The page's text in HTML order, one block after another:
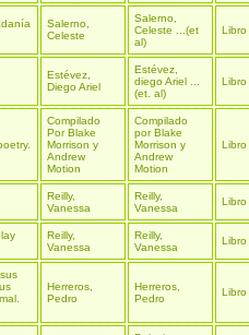
Salerno,
Celeste
Salerno,
Celeste ...(et
al)
Libro
Estévez,
Diego Ariel
Estévez,
diego Ariel ...
(et. al)
Libro
Compilado
Por Blake
Morrison y
Andrew
Motion
Compilado
por Blake
Morrison y
Andrew
Motion
Libro
Reilly,
Vanessa
Reilly,
Vanessa
Libro
Reilly,
Vanessa
Reilly,
Vanessa
Libro
Herreros,
Pedro
Herreros,
Pedro
Libro